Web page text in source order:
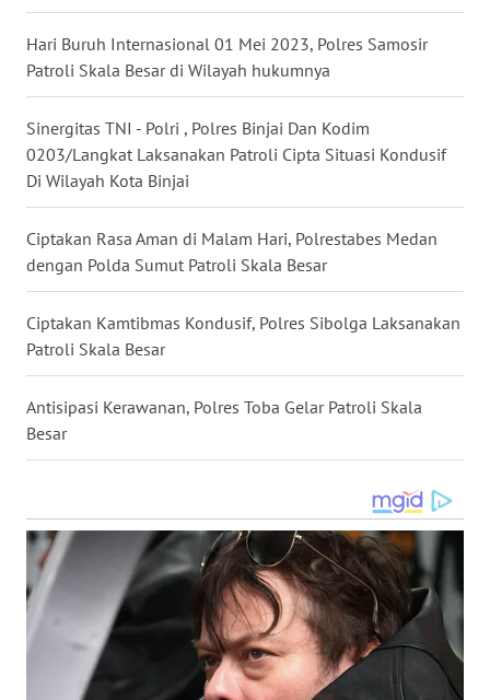
Hari Buruh Internasional 01 Mei 2023, Polres Samosir
Patroli Skala Besar di Wilayah hukumnya
Sinergitas TNI - Polri , Polres Binjai Dan Kodim
0203/Langkat Laksanakan Patroli Cipta Situasi Kondusif
Di Wilayah Kota Binjai
Ciptakan Rasa Aman di Malam Hari, Polrestabes Medan
dengan Polda Sumut Patroli Skala Besar
Ciptakan Kamtibmas Kondusif, Polres Sibolga Laksanakan
Patroli Skala Besar
Antisipasi Kerawanan, Polres Toba Gelar Patroli Skala
Besar
DANAU
TOBA
WN
NIAS
LANGKAT
WN
TAPANULI
SELATAN
WN
TANJUNG
LESUNG
KARO
SIMALUNGUN
WN
LABUHANBATU